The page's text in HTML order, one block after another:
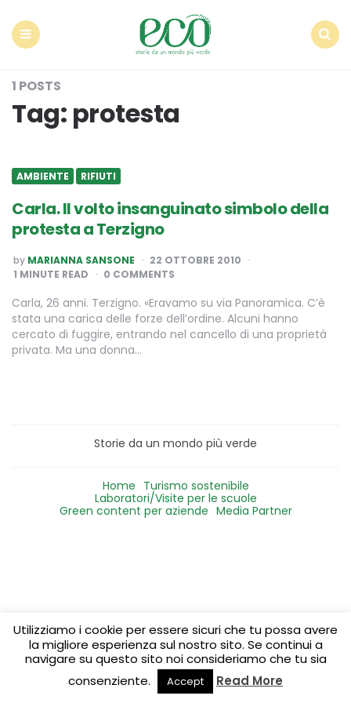
1 POSTS
Tag: protesta
AMBIENTE RIFIUTI
Carla. Il volto insanguinato simbolo della
protesta a Terzigno
POSTED
BY
by MARIANNA SANSONE
22 OTTOBRE 2010
1 MINUTE READ 0 COMMENTS
Carla, 26 anni. Terzigno. «Eravamo su via Panoramica. C’è
stata una carica delle forze dell’ordine. Alcuni hanno
cercato di fuggire, entrando nel cancello di una proprietà
privata. Ma una donna…
Storie da un mondo più verde
Home Turismo sostenibile
Laboratori/Visite per le scuole
Green content per aziende Media Partner
Utilizziamo i cookie per essere sicuri che tu possa avere
la migliore esperienza sul nostro sito. Se continui a
navigare su questo sito noi consideriamo che tu sia
consenziente.
Accept Read More